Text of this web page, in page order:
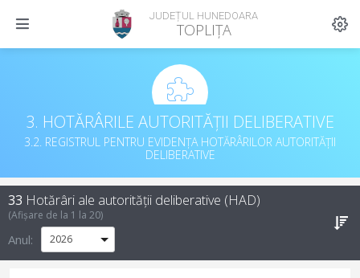
JUDEȚUL HUNEDOARA
TOPLIȚA
3. HOTĂRÂRILE AUTORITĂȚII DELIBERATIVE
3.2. REGISTRUL PENTRU EVIDENȚA HOTĂRÂRILOR AUTORITĂȚII
DELIBERATIVE
33 Hotărâri ale autorității deliberative (HAD)
(Afișare de la 1 la 20)
Anul: